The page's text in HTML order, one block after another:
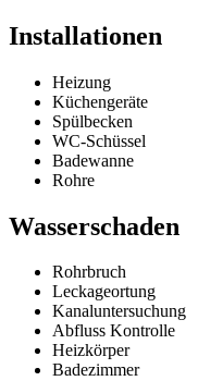
Installationen
Heizung
Küchengeräte
Spülbecken
WC-Schüssel
Badewanne
Rohre
Wasserschaden
Rohrbruch
Leckageortung
Kanaluntersuchung
Abfluss Kontrolle
Heizkörper
Badezimmer